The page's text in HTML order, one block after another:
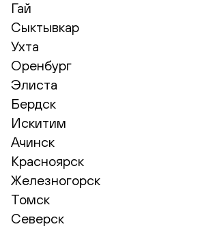
Гай
Сыктывкар
Ухта
Оренбург
Элиста
Бердск
Искитим
Ачинск
Красноярск
Железногорск
Томск
Северск